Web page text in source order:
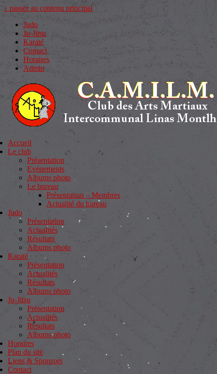
↓ passer au contenu principal
Judo
Ju-Jitsu
Karaté
Contact
Horaires
Admin
Accueil
Le club
Présentation
Evénements
Albums photo
Le bureau
Présentation – Membres
Actualité du bureau
Judo
Présentation
Actualités
Résultats
Albums photo
Karaté
Présentation
Actualités
Résultats
Albums photo
Ju-Jitsu
Présentation
Actualités
Résultats
Albums photo
Horaires
Plan du site
Liens & Sponsors
Contact